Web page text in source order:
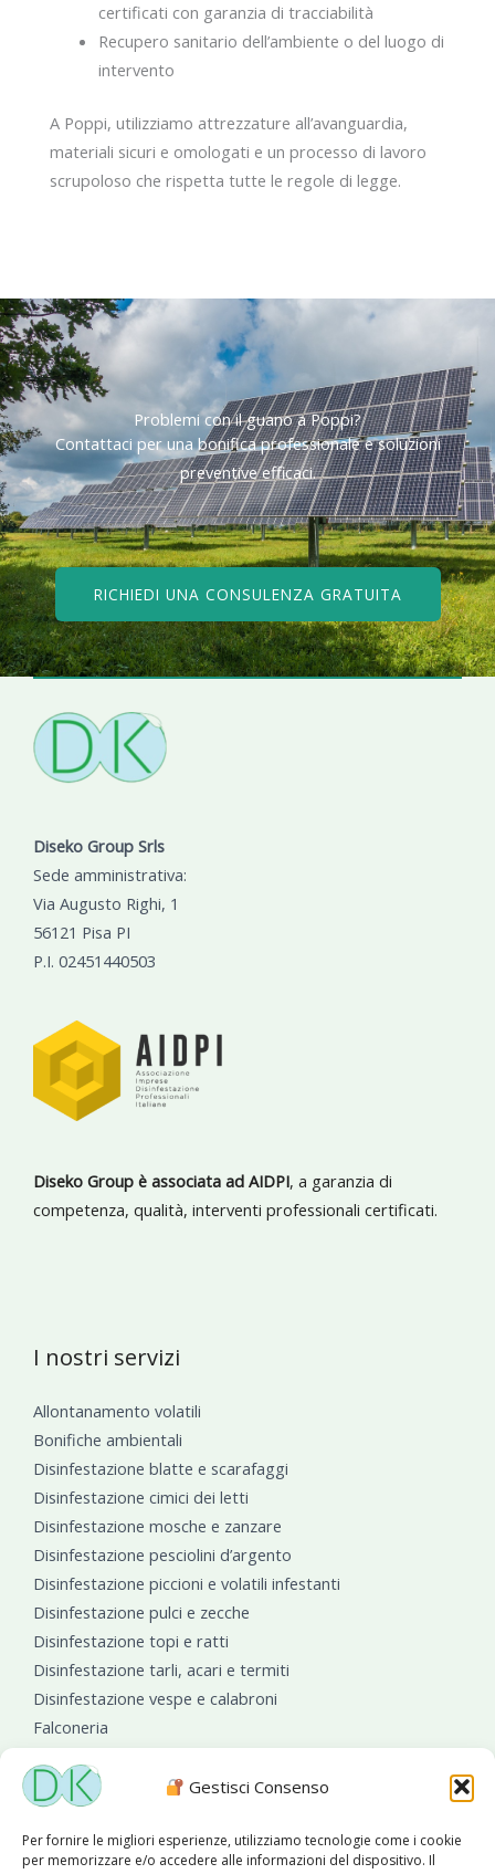
Gestisci Consenso
Per fornire le migliori esperienze, utilizziamo tecnologie come i cookie
per memorizzare e/o accedere alle informazioni del dispositivo. Il
certificati con garanzia di tracciabilità
Recupero sanitario dell’ambiente o del luogo di
intervento
A Poppi, utilizziamo attrezzature all’avanguardia,
materiali sicuri e omologati e un processo di lavoro
scrupoloso che rispetta tutte le regole di legge.
Problemi con il guano a Poppi?​
Contattaci per una bonifica professionale e soluzioni
preventive efficaci.​
RICHIEDI UNA CONSULENZA GRATUITA
Diseko Group Srls
Sede amministrativa:
Via Augusto Righi, 1
56121 Pisa PI
P.I. 02451440503
Diseko Group è associata ad AIDPI, a garanzia di
competenza, qualità, interventi professionali certificati.
I nostri servizi
Allontanamento volatili
Bonifiche ambientali
Disinfestazione blatte e scarafaggi
Disinfestazione cimici dei letti
Disinfestazione mosche e zanzare
Disinfestazione pesciolini d’argento
Disinfestazione piccioni e volatili infestanti
Disinfestazione pulci e zecche
Disinfestazione topi e ratti
Disinfestazione tarli, acari e termiti
Disinfestazione vespe e calabroni
Falconeria